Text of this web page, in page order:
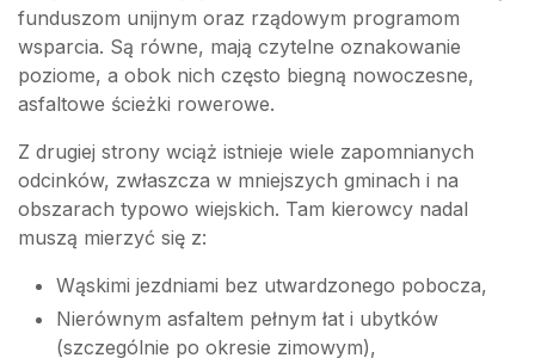
funduszom unijnym oraz rządowym programom
wsparcia. Są równe, mają czytelne oznakowanie
poziome, a obok nich często biegną nowoczesne,
asfaltowe ścieżki rowerowe.
Z drugiej strony wciąż istnieje wiele zapomnianych
odcinków, zwłaszcza w mniejszych gminach i na
obszarach typowo wiejskich. Tam kierowcy nadal
muszą mierzyć się z:
Wąskimi jezdniami bez utwardzonego pobocza,
Nierównym asfaltem pełnym łat i ubytków
(szczególnie po okresie zimowym),